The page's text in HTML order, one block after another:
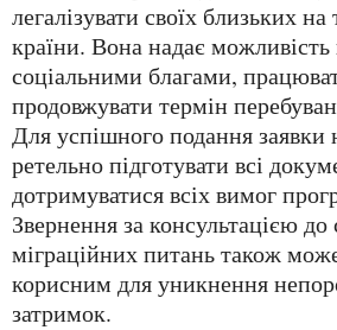
легалізувати своїх близьких на
країни. Вона надає можливість
соціальними благами,
продовжувати термін
Для успішного подання заявки
ретельно підготувати всі
дотримуватися всіх вимог
Звернення за консультацією до
міграційних питань також
корисним для уникнення
затримок.